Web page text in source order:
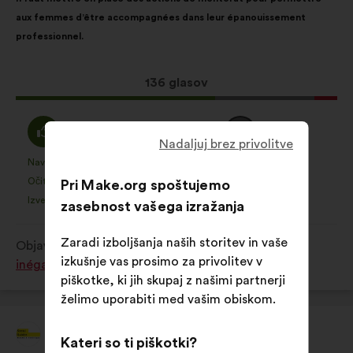
predloga:
aux femmes d’être accompagnées dans leur épanouissement
professionnel.
Ta
predlog
je
zbral:
136 glasov
naslednjo
porazdelitvijo:
Za
:
predlog
naslednje
obrazložitve:
Navdušujoče
:krat
Očitno
: 10
krat
Izvedljivo
: 22
krat
Neopredeljen/-
a
predlog
je
naslednje
obrazložitve:
Nerazumljivo
:krat
Vseeno mi je
:krat
Objavljeno v Comment lutter contre toutes les
inégalités subies par les femmes ?
Predlog:
Nadaljuj brez privolitve
Pri Make.org spoštujemo
zasebnost vašega izražanja
Zaradi izboljšanja naših storitev in vaše
izkušnje vas prosimo za privolitev v
piškotke, ki jih skupaj z našimi partnerji
želimo uporabiti med vašim obiskom.
Kateri so ti piškotki?